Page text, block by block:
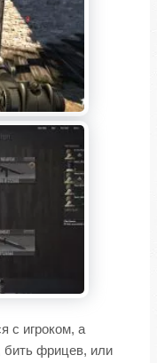
с игроком, а
бить фрицев, или